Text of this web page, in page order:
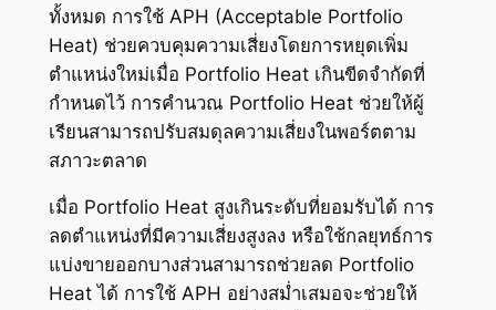
ทั้งหมด การใช้ APH (Acceptable Portfolio
Heat) ช่วยควบคุมความเสี่ยงโดยการหยุดเพิ่ม
ตำแหน่งใหม่เมื่อ Portfolio Heat เกินขีดจำกัดที่
กำหนดไว้ การคำนวณ Portfolio Heat ช่วยให้ผู้
เรียนสามารถปรับสมดุลความเสี่ยงในพอร์ตตาม
สภาวะตลาด
เมื่อ Portfolio Heat สูงเกินระดับที่ยอมรับได้ การ
ลดตำแหน่งที่มีความเสี่ยงสูงลง หรือใช้กลยุทธ์การ
แบ่งขายออกบางส่วนสามารถช่วยลด Portfolio
Heat ได้ การใช้ APH อย่างสม่ำเสมอจะช่วยให้